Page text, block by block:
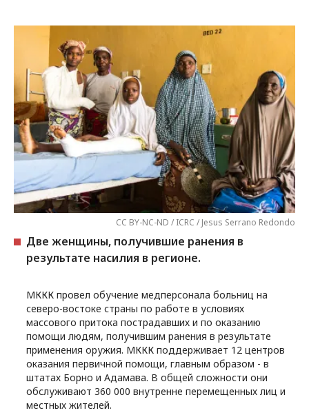
CC BY-NC-ND / ICRC / Jesus Serrano Redondo
Две женщины, получившие ранения в
результате насилия в регионе.
МККК провел обучение медперсонала больниц на
северо-востоке страны по работе в условиях
массового притока пострадавших и по оказанию
помощи людям, получившим ранения в результате
применения оружия. МККК поддерживает 12 центров
оказания первичной помощи, главным образом - в
штатах Борно и Адамава. В общей сложности они
обслуживают 360 000 внутренне перемещенных лиц и
местных жителей.